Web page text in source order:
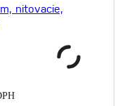
nitovacie,